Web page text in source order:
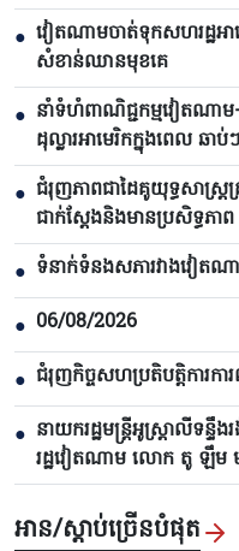
● វៀតណាមចាត់ទុកសហរដ្ឋអ
សំខាន់ឈានមុខគេ
● នាំទំហំពាណិជ្ជកម្មវៀតណ
ដុល្លារអាមេរិកក្នុងពេល ឆាប់
● ជំរុញភាពជាដៃគូយុទ្ធសាស្ត្
ជាក់ស្ដែងនិងមានប្រសិទ្ធភាព
● ទំនាក់ទំនងសភារវាងវៀតណ
● 06/08/2026
● ជំរុញកិច្ចសហប្រតិបត្តិការក
● នាយករដ្ឋមន្ត្រីអូស្ត្រាលីទន្ទឹ
រដ្ឋវៀតណាម លោក តូ ឡឹម
អាន/ស្តាប់ច្រើនបំផុត